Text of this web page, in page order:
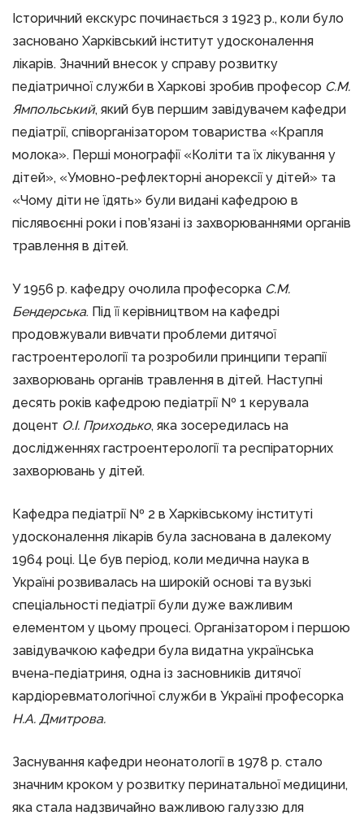
Історичний екскурс починається з 1923 р., коли було
засновано Харківський інститут удосконалення
лікарів. Значний внесок у справу розвитку
педіатричної служби в Харкові зробив професор С.М.
Ямпольський, який був першим завідувачем кафедри
педіатрії, співорганізатором товариства «Крапля
молока». Перші монографії «Коліти та їх лікування у
дітей», «Умовно-рефлекторні анорексії у дітей» та
«Чому діти не їдять» були видані кафедрою в
післявоєнні роки і пов’язані із захворюваннями органів
травлення в дітей.
У 1956 р. кафедру очолила професорка С.М.
Бендерська. Під її керівництвом на кафедрі
продовжували вивчати проблеми дитячої
гастроентерології та розробили принципи терапії
захворювань органів травлення в дітей. Наступні
десять років кафедрою педіатрії № 1 керувала
доцент О.І. Приходько, яка зосередилась на
дослідженнях гастроентерології та респіраторних
захворювань у дітей.
Кафедра педіатрії № 2 в Харківському інституті
удосконалення лікарів була заснована в далекому
1964 році. Це був період, коли медична наука в
Україні розвивалась на широкій основі та вузькі
спеціальності педіатрії були дуже важливим
елементом у цьому процесі. Організатором і першою
завідувачкою кафедри була видатна українська
вчена-педіатриня, одна із засновників дитячої
кардіоревматологічної служби в Україні професорка
Н.А. Дмитрова.
Заснування кафедри неонатології в 1978 р. стало
значним кроком у розвитку перинатальної медицини,
яка стала надзвичайно важливою галуззю для